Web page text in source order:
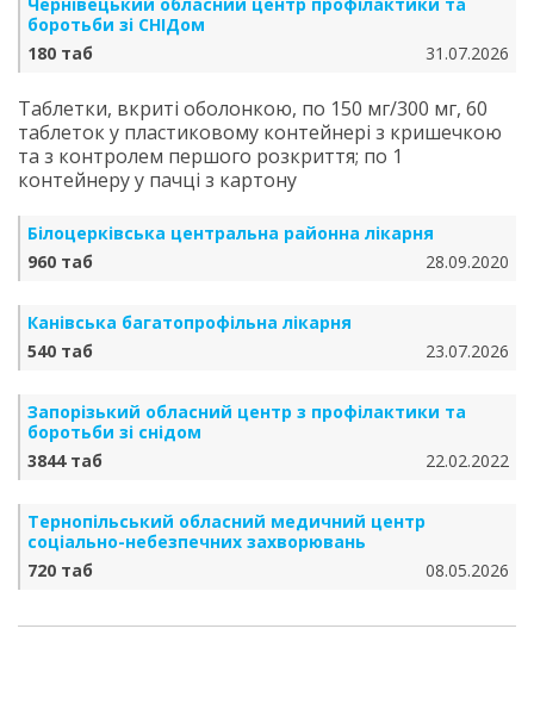
боротьби зі СНІДом
180 таб
31.07.2026
Таблетки, вкриті оболонкою, по 150 мг/300 мг, 60
таблеток у пластиковому контейнері з кришечкою
та з контролем першого розкриття; по 1
контейнеру у пачці з картону
Білоцерківська центральна районна лікарня
960 таб
28.09.2020
Канівська багатопрофільна лікарня
540 таб
23.07.2026
Запорізький обласний центр з профілактики та
боротьби зі снідом
3844 таб
22.02.2022
Тернопільський обласний медичний центр
соціально-небезпечних захворювань
720 таб
08.05.2026